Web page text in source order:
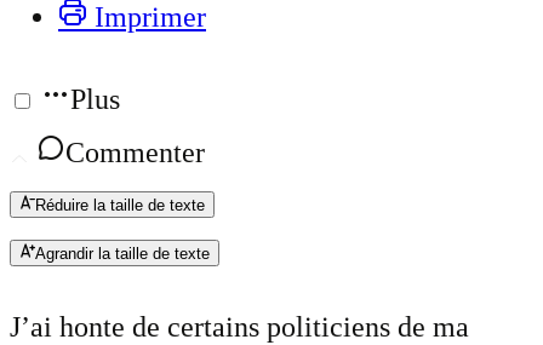
Imprimer
Plus
Commenter
Réduire la taille de texte
Agrandir la taille de texte
J’ai honte de certains politiciens de ma